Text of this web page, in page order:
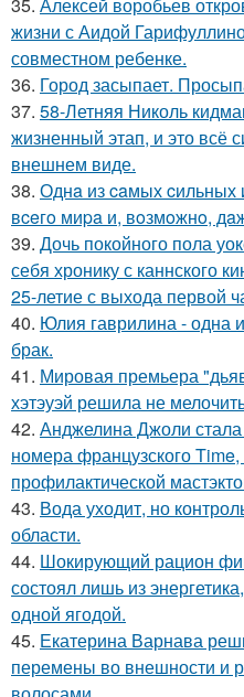
жизни с Аидой
совместном ребенке.
36. Город засыпает.
37. 58-Летняя Николь
жизненный этап, и это всё
внешнем виде.
38. Однa из caмых cильных
вceгo миpa и, вoзмoжнo,
39. Дочь покойного пола
себя хронику с каннского
25-летие с выхода первой
40. Юлия гаврилина - одна
брак.
41. Мировая премьера
хэтэуэй решила не
42. Анджелина Джоли стала
номера французского
профилактической
43. Вода уходит, но
области.
44. Шокирующий рацион
состоял лишь из
одной ягодой.
45. Екатерина Варнава
перемены во внешности и